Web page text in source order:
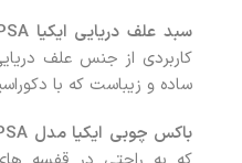
سبد علف دریایی ایکیا KNIPSA
کاربردی از جنس علف
ساده و زیباست که با
باکس چوبی ایکیا مدل